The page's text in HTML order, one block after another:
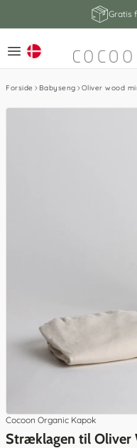
Gratis
Forside Babyseng Oliver wood
Cocoon Organic Kapok
Stræklagen til Oliver